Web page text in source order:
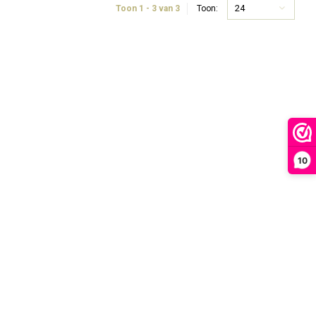
10
Toon 1 - 3 van 3 Toon: 24